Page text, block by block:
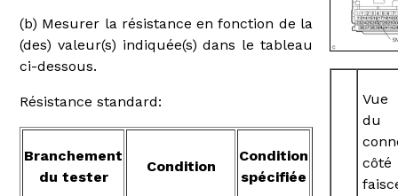
(b) Mesurer la résistance en fonction de la
(des) valeur(s) indiquée(s) dans le tableau
ci-dessous.
Résistance standard:
Branchement
du tester
Condition
Condition
spécifiée
Vue
du
côté